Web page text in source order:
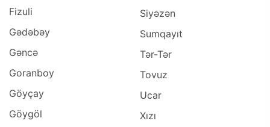
Fizuli
Gədəbəy
Gəncə
Goranboy
Göyçay
Göygöl
Siyəzən
Sumqayıt
Tər-Tər
Tovuz
Ucar
Xızı